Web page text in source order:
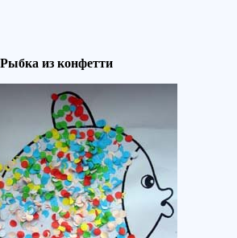
Рыбка из конфетти